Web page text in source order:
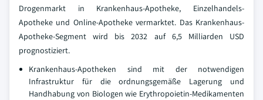
Drogenmarkt in Krankenhaus-Apotheke, Einzelhandels-
Apotheke und Online-Apotheke vermarktet. Das Krankenhaus-
Apotheke-Segment wird bis 2032 auf 6,5 Milliarden USD
prognostiziert.
Krankenhaus-Apotheken sind mit der notwendigen
Infrastruktur für die ordnungsgemäße Lagerung und
Handhabung von Biologen wie Erythropoietin-Medikamenten